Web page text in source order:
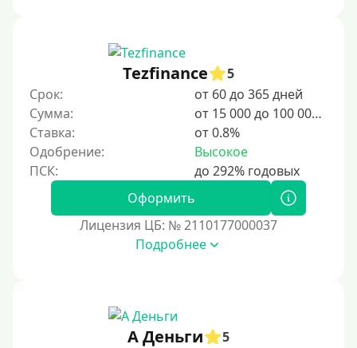
2 недели
15 дней
20 дней
21 день
На месяц
30 дней без процентов
Tezfinance
5
Срок:
от 60 до 365 дней
Сумма:
от 15 000 до 100 000 ₽
Ставка:
от 0.8%
Одобрение:
Высокое
Оформить
Лицензия ЦБ: № 2110177000037
Подробнее
А Деньги
5